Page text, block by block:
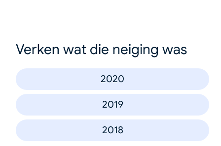
Verken wat die neiging was
2020
2019
2018